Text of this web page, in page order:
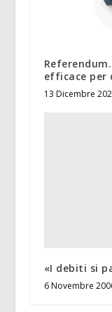
efficace per
13 Dicembre
«I debiti si
6 Novembre